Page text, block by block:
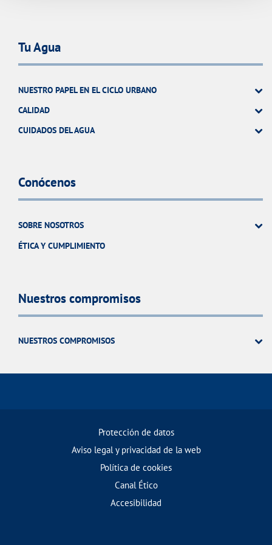
Tu Agua
NUESTRO PAPEL EN EL CICLO URBANO
CALIDAD
CUIDADOS DEL AGUA
Conócenos
SOBRE NOSOTROS
ÉTICA Y CUMPLIMIENTO
Nuestros compromisos
NUESTROS COMPROMISOS
Protección de datos
Aviso legal y privacidad de la web
Política de cookies
Canal Ético
Accesibilidad